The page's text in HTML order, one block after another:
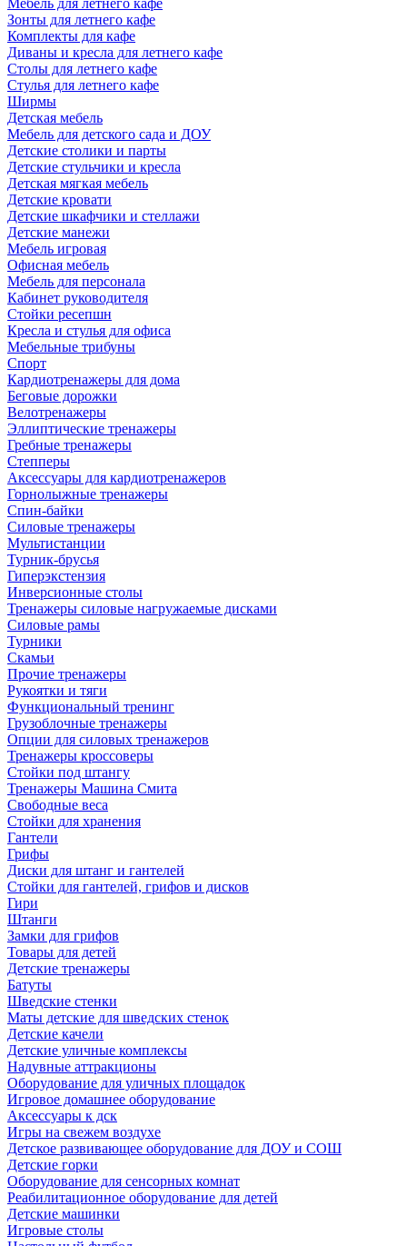
Мебель для летнего кафе
Зонты для летнего кафе
Комплекты для кафе
Диваны и кресла для летнего кафе
Столы для летнего кафе
Стулья для летнего кафе
Ширмы
Детская мебель
Мебель для детского сада и ДОУ
Детские столики и парты
Детские стульчики и кресла
Детская мягкая мебель
Детские кровати
Детские шкафчики и стеллажи
Детские манежи
Мебель игровая
Офисная мебель
Мебель для персонала
Кабинет руководителя
Стойки ресепшн
Кресла и стулья для офиса
Мебельные трибуны
Спорт
Кардиотренажеры для дома
Беговые дорожки
Велотренажеры
Эллиптические тренажеры
Гребные тренажеры
Степперы
Аксессуары для кардиотренажеров
Горнолыжные тренажеры
Спин-байки
Силовые тренажеры
Мультистанции
Турник-брусья
Гиперэкстензия
Инверсионные столы
Тренажеры силовые нагружаемые дисками
Силовые рамы
Турники
Скамьи
Прочие тренажеры
Рукоятки и тяги
Функциональный тренинг
Грузоблочные тренажеры
Опции для силовых тренажеров
Тренажеры кроссоверы
Стойки под штангу
Тренажеры Машина Смита
Свободные веса
Стойки для хранения
Гантели
Грифы
Диски для штанг и гантелей
Стойки для гантелей, грифов и дисков
Гири
Штанги
Замки для грифов
Товары для детей
Детские тренажеры
Батуты
Шведские стенки
Маты детские для шведских стенок
Детские качели
Детские уличные комплексы
Надувные аттракционы
Оборудование для уличных площадок
Игровое домашнее оборудование
Аксессуары к дск
Игры на свежем воздухе
Детское развивающее оборудование для ДОУ и СОШ
Детские горки
Оборудование для сенсорных комнат
Реабилитационное оборудование для детей
Детские машинки
Игровые столы